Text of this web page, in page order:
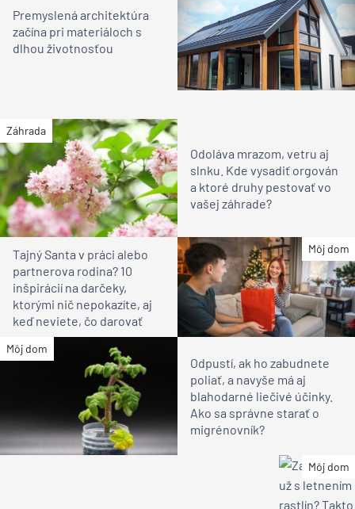
Premyslená architektúra
začína pri materiáloch s
dlhou životnosťou
Záhrada
Odoláva mrazom, vetru aj
slnku. Kde vysadiť orgován
a ktoré druhy pestovať vo
vašej záhrade?
Môj dom
Tajný Santa v práci alebo
partnerova rodina? 10
inšpirácií na darčeky,
ktorými nič nepokazíte, aj
keď neviete, čo darovať
Môj dom
Odpustí, ak ho zabudnete
poliať, a navyše má aj
blahodarné liečivé účinky.
Ako sa správne starať o
migrénovník?
Môj dom